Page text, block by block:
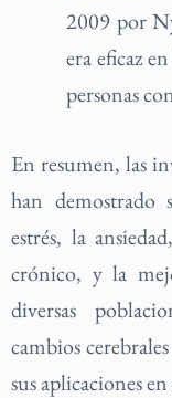
2009 por
era eficaz
personas
En resumen, las
han
estrés, la
crónico, y la
diversas
cambios
sus aplicaciones